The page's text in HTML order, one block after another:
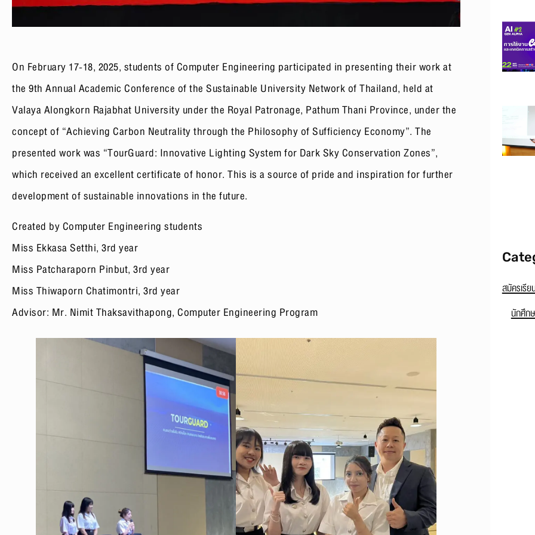
On February 17-18, 2025, students of Computer Engineering participated in presenting their work at
the 9th Annual Academic Conference of the Sustainable University Network of Thailand, held at
Valaya Alongkorn Rajabhat University under the Royal Patronage, Pathum Thani Province, under the
concept of “Achieving Carbon Neutrality through the Philosophy of Sufficiency Economy”. The
presented work was “TourGuard: Innovative Lighting System for Dark Sky Conservation Zones”,
which received an excellent certificate of honor. This is a source of pride and inspiration for further
development of sustainable innovations in the future.
Created by Computer Engineering students
Miss Ekkasa Setthi, 3rd year
Miss Patcharaporn Pinbut, 3rd year
Miss Thiwaporn Chatimontri, 3rd year
Advisor: Mr. Nimit Thaksavithapong, Computer Engineering Program
สมัครเรีย
นักศึก